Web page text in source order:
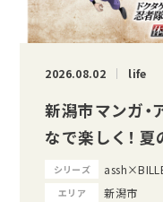
2026.08.02 life
新潟市マンガ・
なで楽しく！
シリーズ
エリア 新潟市